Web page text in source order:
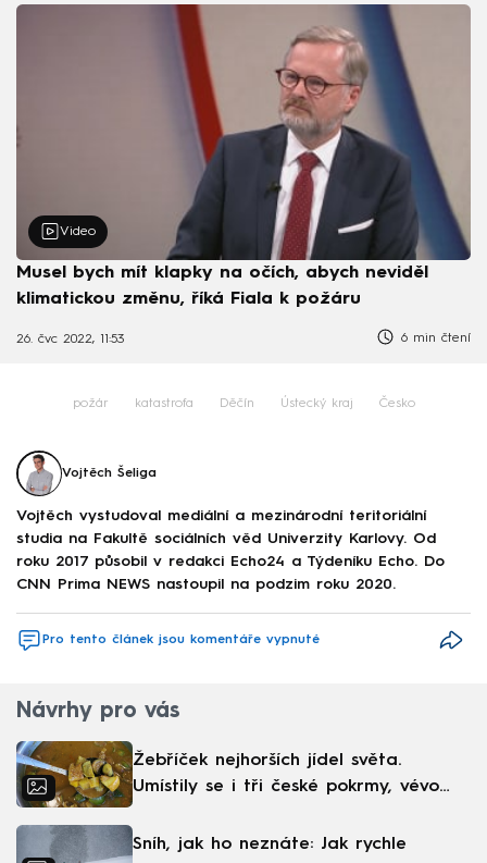
Video
Musel bych mít klapky na očích, abych neviděl
klimatickou změnu, říká Fiala k požáru
26. čvc 2022, 11:53 6 min čtení
požár katastrofa Děčín Ústecký kraj Česko
Vojtěch Šeliga
Vojtěch vystudoval mediální a mezinárodní teritoriální
studia na Fakultě sociálních věd Univerzity Karlovy. Od
roku 2017 působil v redakci Echo24 a Týdeníku Echo. Do
CNN Prima NEWS nastoupil na podzim roku 2020.
Pro tento článek jsou komentáře vypnuté
Návrhy pro vás
Žebříček nejhorších jídel světa.
Umístily se i tři české pokrmy, vévodí
Sníh, jak ho neznáte: Jak rychle